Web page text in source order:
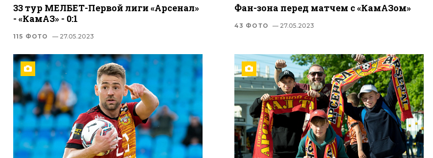
33 тур МЕЛБЕТ-Первой лиги «Арсенал»
- «КамАЗ» - 0:1
115 ФОТО — 27.05.2023
Фан-зона перед матчем с «КамАЗом»
43 ФОТО — 27.05.2023